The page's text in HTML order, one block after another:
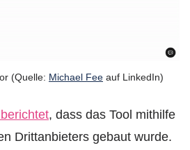
(Quelle: Michael Fee auf LinkedIn)
, dass das Tool mithilfe
Drittanbieters gebaut wurde.